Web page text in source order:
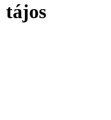
tájos